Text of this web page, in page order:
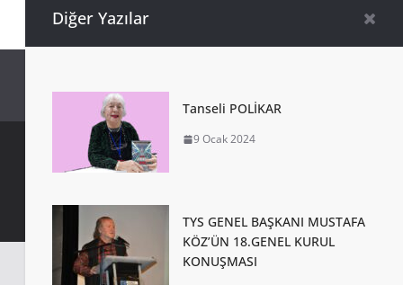
Copyright © 2026 Türkiye Yazarlar Sendikası. Tüm Hakları
Diğer Yazılar
Tanseli POLİKAR
9 Ocak 2024
TYS GENEL BAŞKANI MUSTAFA
KÖZ’ÜN 18.GENEL KURUL
KONUŞMASI